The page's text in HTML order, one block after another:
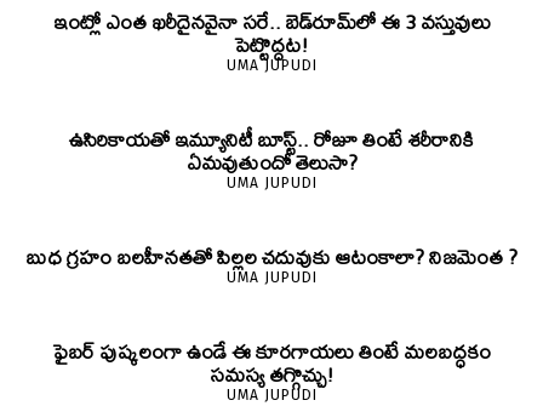
ఇంట్లో ఎంత ఖరీదైనవైనా సరే.. బెడ్‌రూమ్‌లో ఈ 3 వస్తువులు
పెట్టొద్దట!
UMA JUPUDI
ఉసిరికాయతో ఇమ్యూనిటీ బూస్ట్‌.. రోజూ తింటే శరీరానికి
ఏమవుతుందో తెలుసా?
UMA JUPUDI
బుధ గ్రహం బలహీనతతో పిల్లల చదువుకు ఆటంకాలా? నిజమెంత ?
UMA JUPUDI
ఫైబర్‌ పుష్కలంగా ఉండే ఈ కూరగాయలు తింటే మలబద్ధకం
సమస్య తగ్గొచ్చు!
UMA JUPUDI